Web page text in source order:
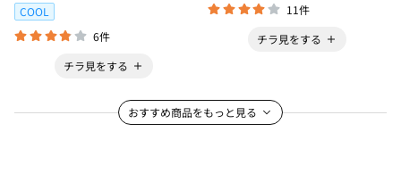
COOL
6件
チラ見をする
11件
チラ見をする
おすすめ商品をもっと見る